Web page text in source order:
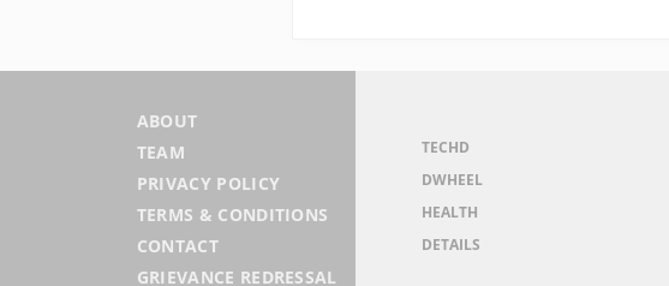
ABOUT
TEAM
PRIVACY POLICY
TERMS & CONDITIONS
CONTACT
GRIEVANCE REDRESSAL
TECHD
DWHEEL
HEALTH
DETAILS